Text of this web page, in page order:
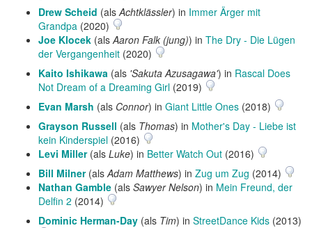
Drew Scheid (als Achtklässler) in Immer Ärger mit
Grandpa (2020)
Joe Klocek (als Aaron Falk (jung)) in The Dry - Die Lügen
der Vergangenheit (2020)
Kaito Ishikawa (als 'Sakuta Azusagawa') in Rascal Does
Not Dream of a Dreaming Girl (2019)
Evan Marsh (als Connor) in Giant Little Ones (2018)
Grayson Russell (als Thomas) in Mother's Day - Liebe ist
kein Kinderspiel (2016)
Levi Miller(als Luke) in Better Watch Out (2016)
Bill Milner(als Adam Matthews) in Zug um Zug (2014)
Nathan Gamble (als Sawyer Nelson) in Mein Freund, der
Delfin 2 (2014)
Dominic Herman-Day (als Tim) in StreetDance Kids (2013)